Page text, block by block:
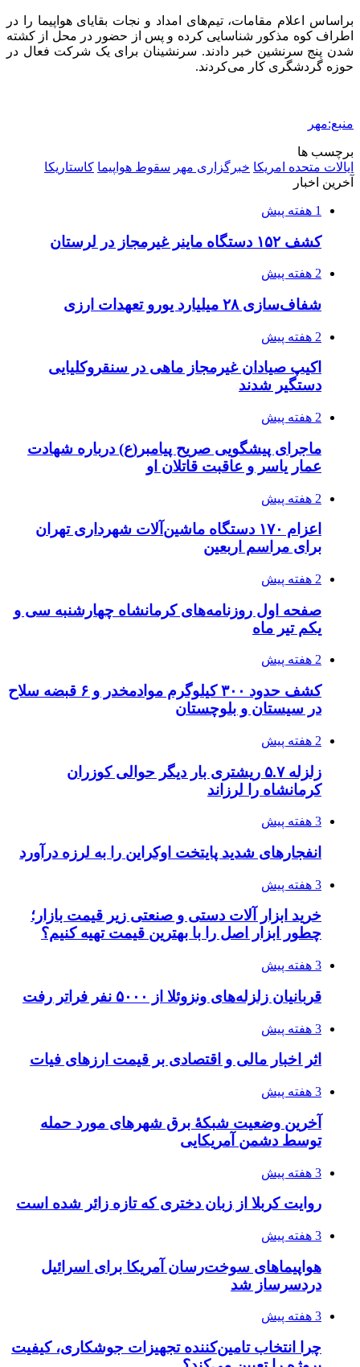
براساس اعلام مقامات، تیم‌های امداد و نجات بقایای هواپیما را در
اطراف کوه مذکور شناسایی کرده و پس از حضور در محل از کشته
شدن پنج سرنشین خبر دادند. سرنشینان برای یک شرکت فعال در
حوزه گردشگری کار می‌کردند.
منبع:مهر
برچسب ها
ایالات متحده امریکا خبرگزاری مهر سقوط هواپیما کاستاریکا
آخرین اخبار
1 هفته پیش
کشف ۱۵۲ دستگاه ماینر غیرمجاز در لرستان
2 هفته پیش
شفاف‌سازی ۲۸ میلیارد یورو تعهدات ارزی
2 هفته پیش
اکیپ صیادان غیرمجاز ماهی در سنقروکلیایی
دستگیر شدند
2 هفته پیش
ماجرای پیشگویی صریح پیامبر(ع) درباره شهادت
عمار یاسر و عاقبت قاتلان او
2 هفته پیش
اعزام ۱۷۰ دستگاه ماشین‌آلات شهرداری تهران
برای مراسم اربعین
2 هفته پیش
صفحه اول روزنامه‌های کرمانشاه چهارشنبه سی و
یکم تیر ماه
2 هفته پیش
کشف حدود ۳۰۰ کیلوگرم موادمخدر و ۶ قبضه سلاح
در سیستان و بلوچستان
2 هفته پیش
زلزله ۵.۷ ریشتری بار دیگر حوالی کوزران
کرمانشاه را لرزاند
3 هفته پیش
انفجارهای شدید پایتخت اوکراین را به لرزه درآورد
3 هفته پیش
خرید ابزار آلات دستی و صنعتی زیر قیمت بازار؛
چطور ابزار اصل را با بهترین قیمت تهیه کنیم؟
3 هفته پیش
قربانیان زلزله‌های ونزوئلا از ۵۰۰۰ نفر فراتر رفت
3 هفته پیش
اثر اخبار مالی و اقتصادی بر قیمت ارزهای فیات
3 هفته پیش
آخرین وضعیت شبکۀ برق شهرهای مورد حمله
توسط دشمن آمریکایی
3 هفته پیش
روایت کربلا از زبان دختری که تازه زائر شده است
3 هفته پیش
هواپیماهای سوخت‌رسان آمریکا برای اسرائیل
دردسرساز شد
3 هفته پیش
چرا انتخاب تامین‌کننده تجهیزات جوشکاری، کیفیت